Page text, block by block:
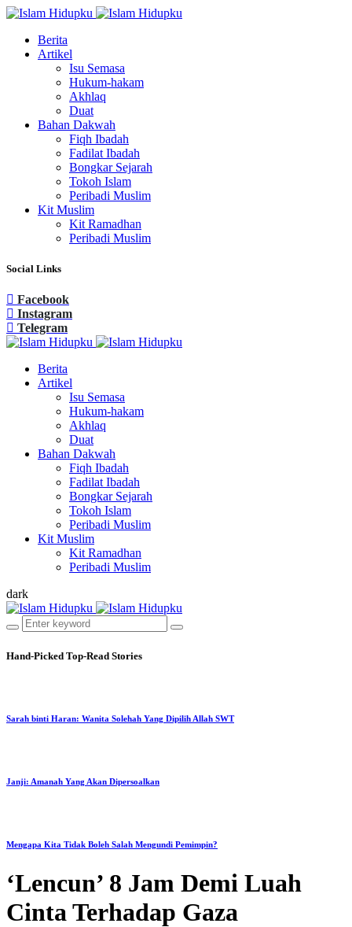
Berita
Artikel
Isu Semasa
Hukum-hakam
Akhlaq
Duat
Bahan Dakwah
Fiqh Ibadah
Fadilat Ibadah
Bongkar Sejarah
Tokoh Islam
Peribadi Muslim
Kit Muslim
Kit Ramadhan
Peribadi Muslim
Social Links
Facebook
Instagram
Telegram
Berita
Artikel
Isu Semasa
Hukum-hakam
Akhlaq
Duat
Bahan Dakwah
Fiqh Ibadah
Fadilat Ibadah
Bongkar Sejarah
Tokoh Islam
Peribadi Muslim
Kit Muslim
Kit Ramadhan
Peribadi Muslim
dark
Hand-Picked Top-Read Stories
Sarah binti Haran: Wanita Solehah Yang Dipilih Allah SWT
Janji: Amanah Yang Akan Dipersoalkan
Mengapa Kita Tidak Boleh Salah Mengundi Pemimpin?
‘Lencun’ 8 Jam Demi Luah
Cinta Terhadap Gaza